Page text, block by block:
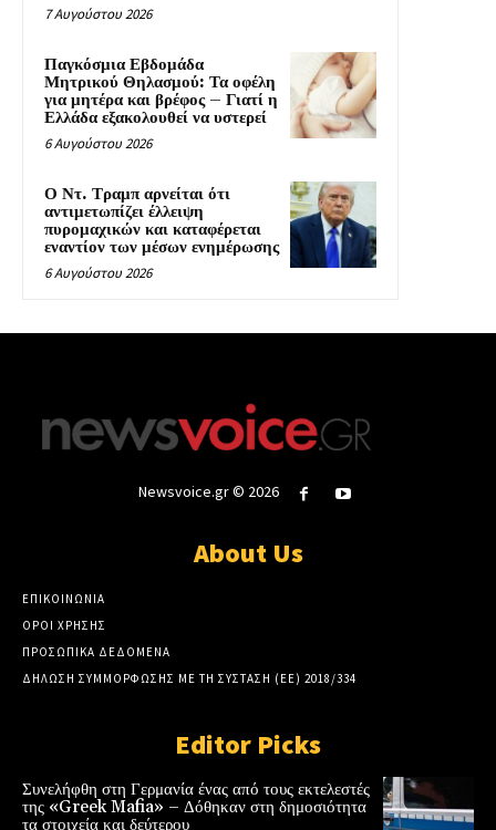
7 Αυγούστου 2026
Παγκόσμια Εβδομάδα
Μητρικού Θηλασμού: Τα οφέλη
για μητέρα και βρέφος – Γιατί η
Ελλάδα εξακολουθεί να υστερεί
6 Αυγούστου 2026
Ο Ντ. Τραμπ αρνείται ότι
αντιμετωπίζει έλλειψη
πυρομαχικών και καταφέρεται
εναντίον των μέσων ενημέρωσης
6 Αυγούστου 2026
Newsvoice.gr © 2026
About Us
ΕΠΙΚΟΙΝΩΝΙΑ
ΟΡΟΙ ΧΡΗΣΗΣ
ΠΡΟΣΩΠΙΚΑ ΔΕΔΟΜΕΝΑ
ΔΗΛΩΣΗ ΣΥΜΜΟΡΦΩΣΗΣ ΜΕ ΤΗ ΣΥΣΤΑΣΗ (ΕΕ) 2018/334
Editor Picks
Συνελήφθη στη Γερμανία ένας από τους εκτελεστές
της «Greek Mafia» – Δόθηκαν στη δημοσιότητα
τα στοιχεία και δεύτερου